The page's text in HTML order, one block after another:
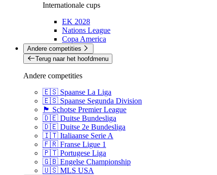
Internationale cups
EK 2028
Nations League
Copa America
Andere competities
Terug naar het hoofdmenu
Andere competities
🇪🇸 Spaanse La Liga
🇪🇸 Spaanse Segunda Division
🏴󠁧󠁢󠁳󠁣󠁴󠁿 Schotse Premier League
🇩🇪 Duitse Bundesliga
🇩🇪 Duitse 2e Bundesliga
🇮🇹 Italiaanse Serie A
🇫🇷 Franse Ligue 1
🇵🇹 Portugese Liga
🇬🇧 Engelse Championship
🇺🇸 MLS USA